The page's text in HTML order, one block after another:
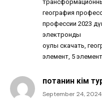
география
профессии 2023
электронды
оқулық скачать,
элемент, 5
потанин кім
September 24,